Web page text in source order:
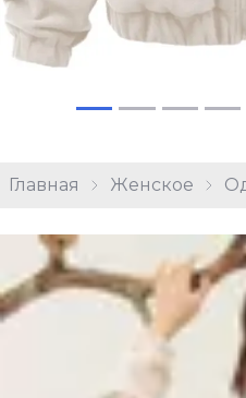
Главная Женское